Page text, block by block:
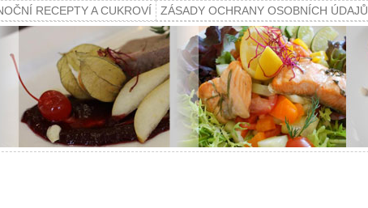
RECEPTY A CUKROVÍ ZÁSADY OCHRANY OSOBNÍCH ÚDAJŮ